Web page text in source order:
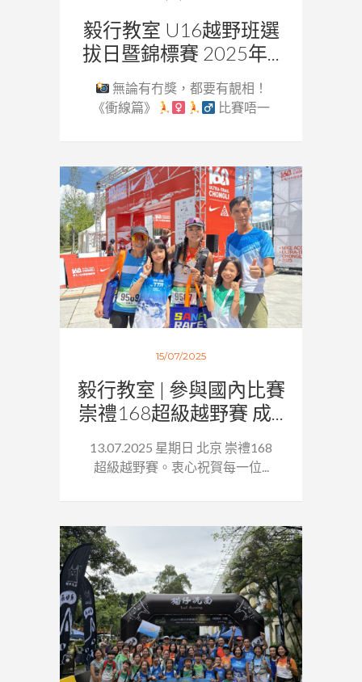
毅行教室 U16越野班選
拔日暨錦標賽 2025年...
無論有冇獎，都要有靚相！
《衝線篇》
比賽唔一
15/07/2025
毅行教室 | 參與國內比賽
崇禮168超級越野賽 成...
13.07.2025 星期日 北京 崇禮168
超級越野賽。衷心祝賀每一位...